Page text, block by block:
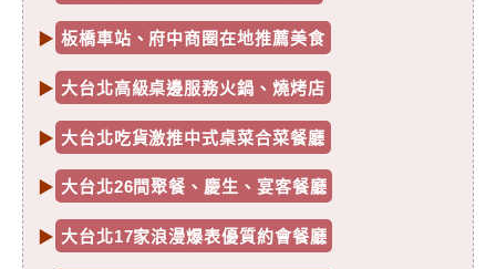
▶ 板橋車站、府中商圈在地推薦美食
▶ 大台北高級桌邊服務火鍋、燒烤店
▶ 大台北吃貨激推中式桌菜合菜餐廳
▶ 大台北26間聚餐、慶生、宴客餐廳
▶ 大台北17家浪漫爆表優質約會餐廳